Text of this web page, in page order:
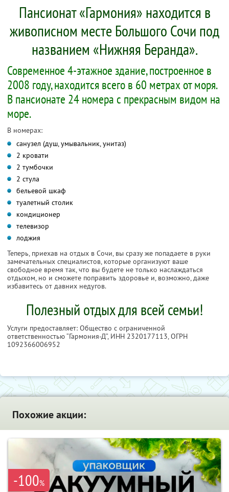
Пансионат «Гармония» находится в
живописном месте Большого Сочи под
названием «Нижняя Беранда».
Современное 4-этажное здание, построенное в
2008 году, находится всего в 60 метрах от моря.
В пансионате 24 номера с прекрасным видом на
море.
В номерах:
санузел (душ, умывальник, унитаз)
2 кровати
2 тумбочки
2 стула
бельевой шкаф
туалетный столик
кондиционер
телевизор
лоджия
Теперь, приехав на отдых в Сочи, вы сразу же попадаете в руки
замечательных специалистов, которые организуют ваше
свободное время так, что вы будете не только наслаждаться
отдыхом, но и сможете поправить здоровье и, возможно, даже
избавитесь от давних недугов.
Полезный отдых для всей семьи!
Услуги предоставляет: Общество с ограниченной
ответственностью “Гармония-Д”, ИНН 2320177113, ОГРН
1092366006952
Похожие акции:
-100%